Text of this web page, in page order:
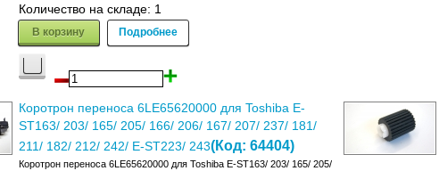
Количество на складе: 1
В корзину Подробнее
Коротрон переноса 6LE65620000 для Toshiba E-
ST163/ 203/ 165/ 205/ 166/ 206/ 167/ 207/ 237/ 181/
211/ 182/ 212/ 242/ E-ST223/ 243(Код: 64404)
Коротрон переноса 6LE65620000 для Toshiba E-ST163/ 203/ 165/ 205/